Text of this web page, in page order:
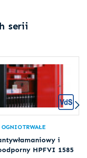
serii
OGNIOTRWAŁE
i
HPFVI 1585